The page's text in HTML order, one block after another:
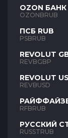
OZON БАНК
OZONBRUB
ПСБ RUB
PSBRUB
REVOLUT
REVBGBP
REVOLUT
REVBUSD
RFBRUB
РУССКИЙ
RUB
RUSSTRUB